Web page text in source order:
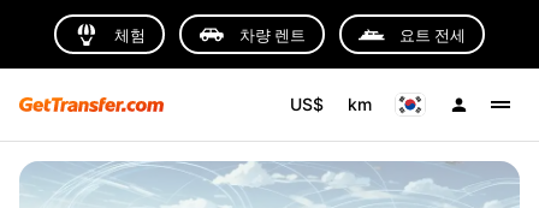
체험 차량 렌트 요트 전세
US$ km